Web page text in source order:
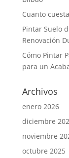
Cuanto
Pintar Suelo
Renovación
Cómo Pintar
para un
Archivos
enero 2026
diciembre
noviembre
octubre 2025